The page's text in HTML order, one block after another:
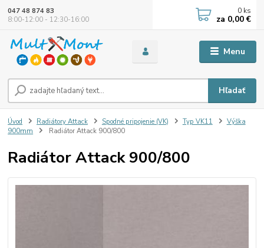
Menu
Hľadať
047 48 874 83
8:00-12:00 - 12:30-16:00
0 ks
za 0,00 €
Úvod Radiátory Attack Spodné pripojenie (VK) Typ VK11
Výška
900mm
Radiátor Attack 900/800
Radiátor Attack 900/800